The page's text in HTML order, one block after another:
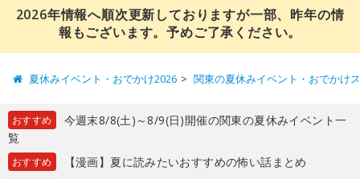
2026年情報へ順次更新しておりますが一部、昨年の情
報もございます。予めご了承ください。
夏休みイベント・おでかけ2026 関東の夏休みイベント・おでかけ
おすすめ
今週末8/8(土)～8/9(日)開催の関東の夏休みイベント一
覧
おすすめ 【漫画】夏に読みたいおすすめの怖い話まとめ